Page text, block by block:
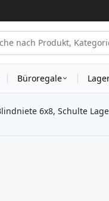
Büroregale
6x8, Schulte